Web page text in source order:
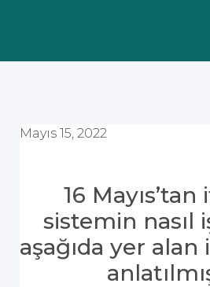
Mayıs 15, 2022
16
sistemin nasıl
aşağıda yer